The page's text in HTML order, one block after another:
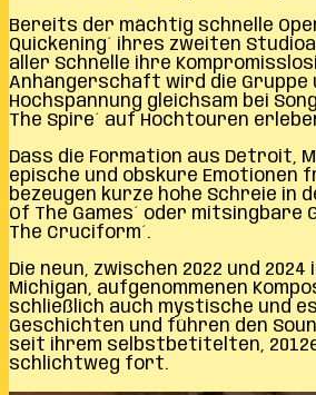
Bereits der mächtig schnelle
Quickening´ ihres zweiten
aller Schnelle ihre
Anhängerschaft wird die Gruppe
Hochspannung gleichsam bei
The Spire´ auf Hochtouren
Dass die Formation aus Detroit,
epische und obskure Emotionen
bezeugen kurze hohe Schreie in
Of The Games´ oder mitsingbare
The Cruciform´.
Die neun, zwischen 2022 und 2024
Michigan, aufgenommenen
schließlich auch mystische und
Geschichten und führen den
seit ihrem selbstbetitelten,
schlichtweg fort.